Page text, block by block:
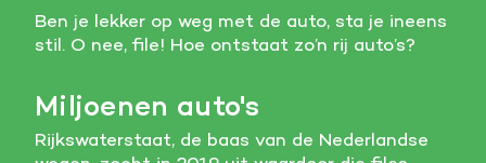
Ben je lekker op weg met de auto, sta je ineens
stil. O nee, file! Hoe ontstaat zo’n rij auto’s?
Miljoenen auto's
Rijkswaterstaat, de baas van de Nederlandse
verbeteren.
Verzamelt informatie over de klantreis.
Deze website maakt gebruik van cookies. Pas hier